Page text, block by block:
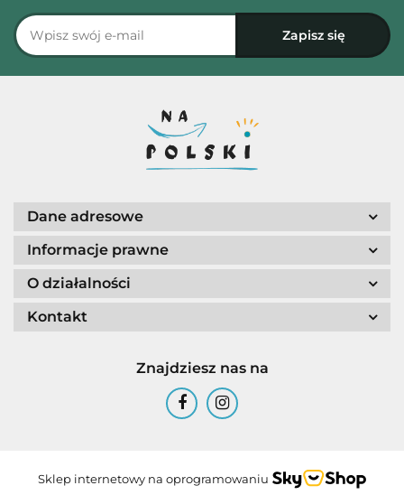
Dane adresowe
Informacje prawne
O działalności
Kontakt
Znajdziesz nas na
Sklep internetowy na oprogramowaniu